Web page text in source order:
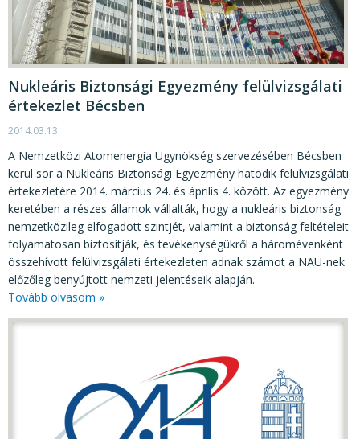
Nukleáris Biztonsági Egyezmény felülvizsgálati
értekezlet Bécsben
2014.03.13
A Nemzetközi Atomenergia Ügynökség szervezésében Bécsben
kerül sor a Nukleáris Biztonsági Egyezmény hatodik felülvizsgálati
értekezletére 2014. március 24. és április 4. között. Az egyezmény
keretében a részes államok vállalták, hogy a nukleáris biztonság
nemzetközileg elfogadott szintjét, valamint a biztonság feltételeit
folyamatosan biztosítják, és tevékenységükről a háromévenként
összehívott felülvizsgálati értekezleten adnak számot a NAÜ-nek
előzőleg benyújtott nemzeti jelentéseik alapján.
Tovább olvasom »